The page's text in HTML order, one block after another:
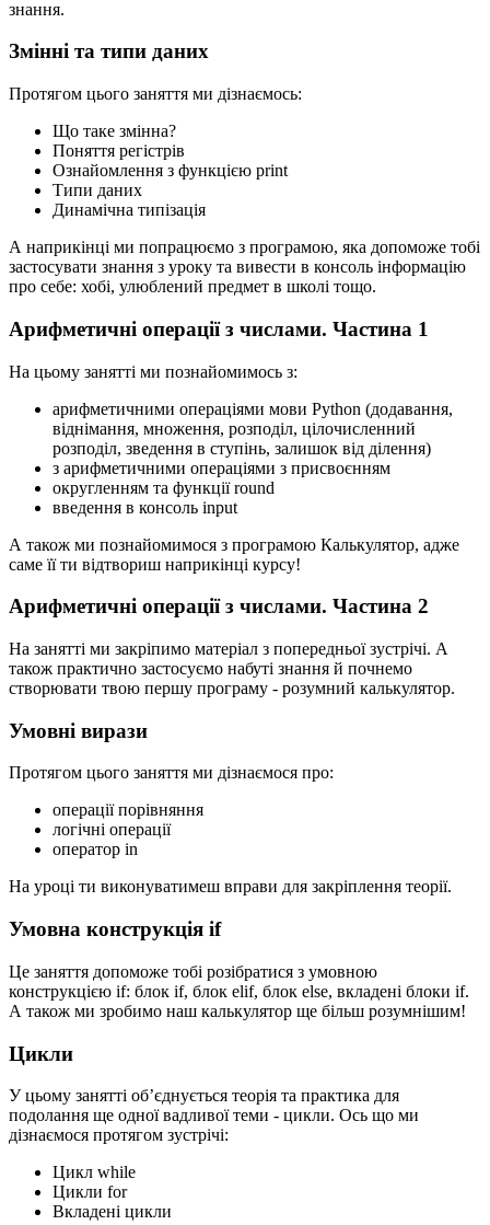
знання.
Змінні та типи даних
Протягом цього заняття ми дізнаємось:
Що таке змінна?
Поняття регістрів
Ознайомлення з функцією print
Типи даних
Динамічна типізація
А наприкінці ми попрацюємо з програмою, яка допоможе тобі
застосувати знання з уроку та вивести в консоль інформацію
про себе: хобі, улюблений предмет в школі тощо.
Арифметичні операції з числами. Частина 1
На цьому занятті ми познайомимось з:
арифметичними операціями мови Python (додавання,
віднімання, множення, розподіл, цілочисленний
розподіл, зведення в ступінь, залишок від ділення)
з арифметичними операціями з присвоєнням
округленням та функції round
введення в консоль input
А також ми познайомимося з програмою Калькулятор, адже
саме її ти відтвориш наприкінці курсу!
Арифметичні операції з числами. Частина 2
На занятті ми закріпимо матеріал з попередньої зустрічі. А
також практично застосуємо набуті знання й почнемо
створювати твою першу програму - розумний калькулятор.
Умовні вирази
Протягом цього заняття ми дізнаємося про:
операції порівняння
логічні операції
оператор in
На уроці ти виконуватимеш вправи для закріплення теорії.
Умовна конструкція if
Це заняття допоможе тобі розібратися з умовною
конструкцією if: блок if, блок elif, блок else, вкладені блоки if.
А також ми зробимо наш калькулятор ще більш розумнішим!
Цикли
У цьому занятті об’єднується теорія та практика для
подолання ще одної вадливої теми - цикли. Ось що ми
дізнаємося протягом зустрічі:
Цикл while
Цикли for
Вкладені цикли